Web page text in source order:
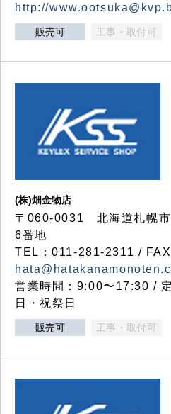
http://
販売可 工事・取付可
(株)畑金物店
〒060-0031 北海道札幌市
6番地
TEL：011-281-2311 /
営業時間：9:00〜17:30 /
日・祝祭日
販売可 工事・取付可